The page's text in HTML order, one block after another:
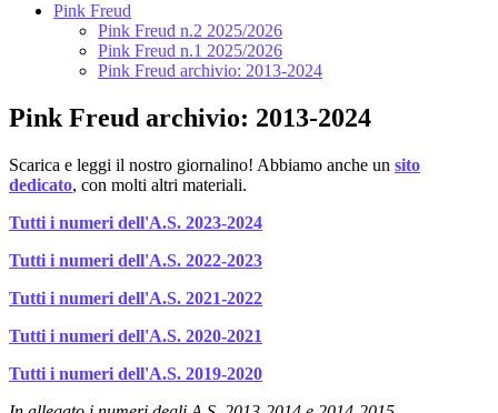
Pink Freud
Pink Freud n.2 2025/2026
Pink Freud n.1 2025/2026
Pink Freud archivio: 2013-2024
Pink Freud archivio: 2013-2024
Scarica e leggi il nostro giornalino! Abbiamo anche un sito
dedicato, con molti altri materiali.
Tutti i numeri dell'A.S. 2023-2024
Tutti i numeri dell'A.S. 2022-2023
Tutti i numeri dell'A.S. 2021-2022
Tutti i numeri dell'A.S. 2020-2021
Tutti i numeri dell'A.S. 2019-2020